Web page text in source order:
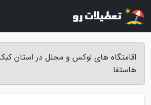
اقامتگاه های لوکس و مجلل در استان
هاستفا